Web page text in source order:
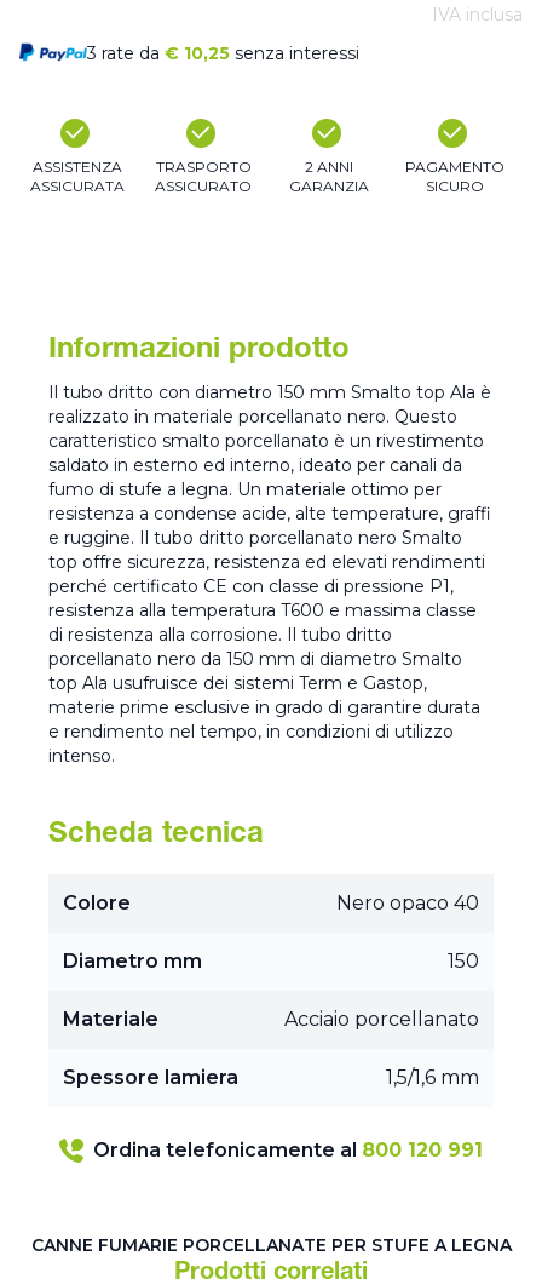
IVA inclusa
3 rate da € 10,25 senza interessi
ASSISTENZA
ASSICURATA
TRASPORTO
ASSICURATO
2 ANNI
GARANZIA
PAGAMENTO
SICURO
Informazioni prodotto
Il tubo dritto con diametro 150 mm Smalto top Ala è
realizzato in materiale porcellanato nero. Questo
caratteristico smalto porcellanato è un rivestimento
saldato in esterno ed interno, ideato per canali da
fumo di stufe a legna. Un materiale ottimo per
resistenza a condense acide, alte temperature, graffi
e ruggine. Il tubo dritto porcellanato nero Smalto
top offre sicurezza, resistenza ed elevati rendimenti
perché certificato CE con classe di pressione P1,
resistenza alla temperatura T600 e massima classe
di resistenza alla corrosione. Il tubo dritto
porcellanato nero da 150 mm di diametro Smalto
top Ala usufruisce dei sistemi Term e Gastop,
materie prime esclusive in grado di garantire durata
e rendimento nel tempo, in condizioni di utilizzo
intenso.
Scheda tecnica
Colore Nero opaco 40
Diametro mm 150
Materiale Acciaio porcellanato
Spessore lamiera 1,5/1,6 mm
Ordina telefonicamente al 800 120 991
CANNE FUMARIE PORCELLANATE PER STUFE A LEGNA